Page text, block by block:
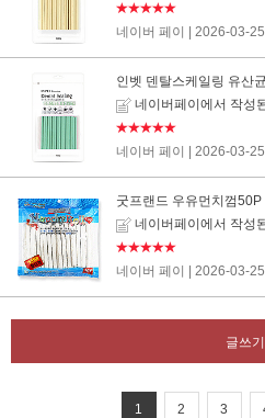
★★★★★
네이버 페이
| 2026-03-25
인벳 덴탈스케일링 유산
네이버페이에서 작성
★★★★★
네이버 페이
| 2026-03-25
굿프랜드 우유먼치껌50P
네이버페이에서 작성
★★★★★
네이버 페이
| 2026-03-25
글쓰기
1 2 3